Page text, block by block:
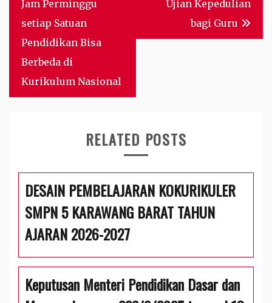
Jam Perminggu
setiap Satuan
Pendidikan Bisa
Berbeda di
Kurikulum Nasional
Ujian Kepedulian
bagi Guru
RELATED POSTS
DESAIN PEMBELAJARAN KOKURIKULER
SMPN 5 KARAWANG BARAT TAHUN
AJARAN 2026-2027
Keputusan Menteri Pendidikan Dasar dan